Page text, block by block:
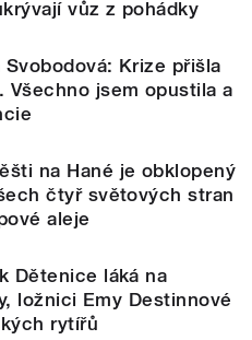
vůz z pohádky
Svobodová: Krize přišla
Všechno jsem opustila a
na Hané je obklopený
čtyř světových stran
aleje
Dětenice láká na
ložnici Emy Destinnové
rytířů